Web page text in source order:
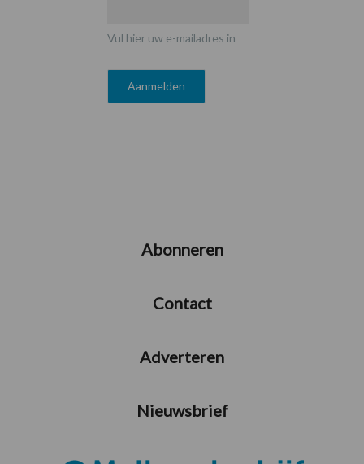
Vul hier uw e-mailadres in
Abonneren
Contact
Adverteren
Nieuwsbrief